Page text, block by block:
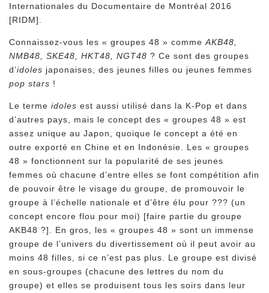
Internationales du Documentaire de Montréal 2016
[RIDM].
Connaissez-vous les « groupes 48 » comme AKB48,
NMB48, SKE48, HKT48, NGT48 ? Ce sont des groupes
d’idoles japonaises, des jeunes filles ou jeunes femmes
pop stars !
Le terme idoles est aussi utilisé dans la K-Pop et dans
d’autres pays, mais le concept des « groupes 48 » est
assez unique au Japon, quoique le concept a été en
outre exporté en Chine et en Indonésie. Les « groupes
48 » fonctionnent sur la popularité de ses jeunes
femmes où chacune d’entre elles se font compétition afin
de pouvoir être le visage du groupe, de promouvoir le
groupe à l’échelle nationale et d’être élu pour ??? (un
concept encore flou pour moi) [faire partie du groupe
AKB48 ?]. En gros, les « groupes 48 » sont un immense
groupe de l’univers du divertissement où il peut avoir au
moins 48 filles, si ce n’est pas plus. Le groupe est divisé
en sous-groupes (chacune des lettres du nom du
groupe) et elles se produisent tous les soirs dans leur